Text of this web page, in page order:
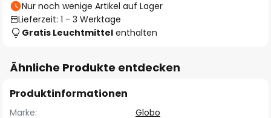
Nur noch wenige Artikel auf Lager
Lieferzeit: 1 - 3 Werktage
Gratis Leuchtmittel enthalten
Ähnliche Produkte entdecken
Produktinformationen
Marke:
Globo